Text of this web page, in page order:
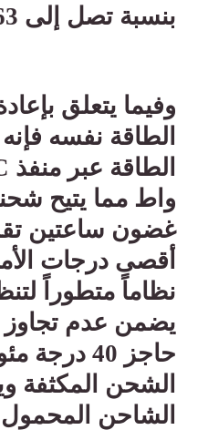
بنسبة تصل إلى 63
وفيما يتعلق
الطاقة نفسه
الطاقة عبر منفذ
واط مما يتيح
غضون ساعتين
أقصى درجات
نظاماً متطوراً
يضمن عدم تجاوز
حاجز 40
الشحن المكثفة
الشاحن